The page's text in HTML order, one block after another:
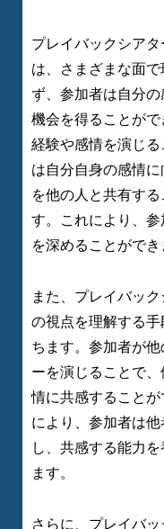
プレイバックシア
は、さまざまな面で
ず、参加者は自分
機会を得ることが
経験や感情を演じ
は自分自身の感情
を他の人と共有する
す。これにより、
を深めることができ
また、プレイバッ
の視点を理解する
ちます。参加者が他
ーを演じることで
情に共感すること
により、参加者は
し、共感する能力
ます。
さらに、プレイバ